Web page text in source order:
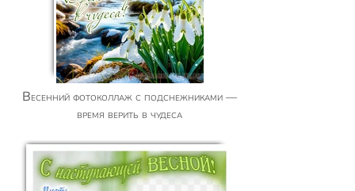
Весенний фотоколлаж с подснежниками —
время верить в чудеса